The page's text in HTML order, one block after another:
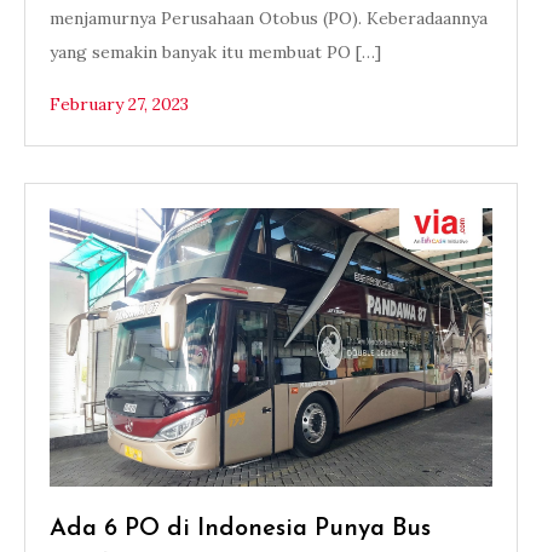
menjamurnya Perusahaan Otobus (PO). Keberadaannya
yang semakin banyak itu membuat PO […]
February 27, 2023
Ada 6 PO di Indonesia Punya Bus